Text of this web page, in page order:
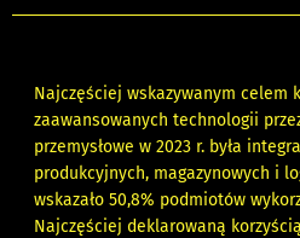
Najczęściej wskazywanym celem
zaawansowanych technologii
przemysłowe w 2023 r. była
produkcyjnych, magazynowych i
wskazało 50,8% podmiotów
Najczęściej deklarowaną